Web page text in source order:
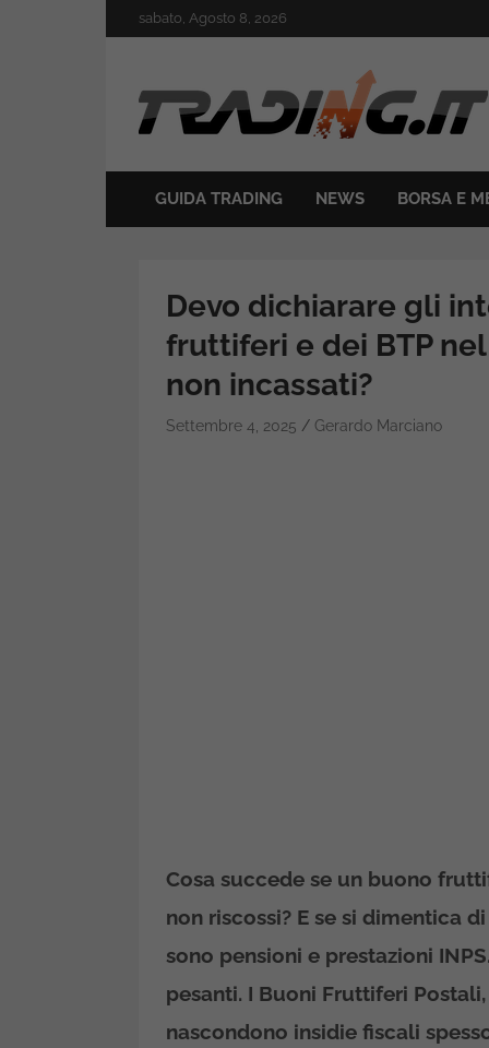
to
sabato, Agosto 8, 2026
Trading.it
GUIDA TRADING NEWS BORSA E
Devo dichiarare gli
fruttiferi e dei BTP
non incassati?
Settembre 4, 2025 Gerardo Marciano
Cosa succede se un buono
non riscossi? E se si dimentica
sono pensioni e prestazioni
pesanti. I Buoni Fruttiferi
nascondono insidie fiscali